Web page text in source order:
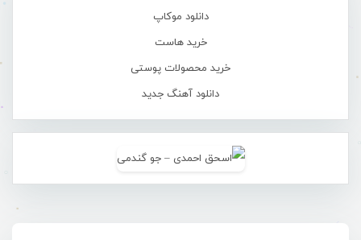
دانلود موکاپ
خرید هاست
خرید محصولات پوستی
دانلود آهنگ جدید